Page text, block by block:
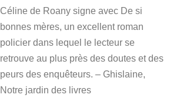
Céline de Roany signe avec De si
bonnes mères, un excellent roman
policier dans lequel le lecteur se
retrouve au plus près des doutes et des
peurs des enquêteurs. – Ghislaine,
Notre jardin des livres